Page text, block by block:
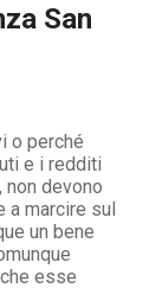
San
o perché
e i redditi
non devono
a marcire sul
un bene
esse